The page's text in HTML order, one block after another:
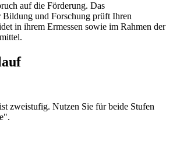
auf die Förderung. Das
und Forschung prüft Ihren
in ihrem Ermessen sowie im Rahmen der
zweistufig. Nutzen Sie für beide Stufen